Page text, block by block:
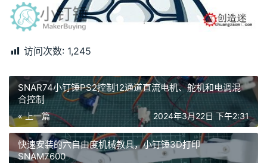
访问次数: 1,245
SNAR74小钉锤PS2控制12通道直流电机、舵机和电调混
合控制
« 上一篇 2024年3月22日 下午2:31
快速安装的六自由度机械教具，小钉锤3D打印
SNAM7600